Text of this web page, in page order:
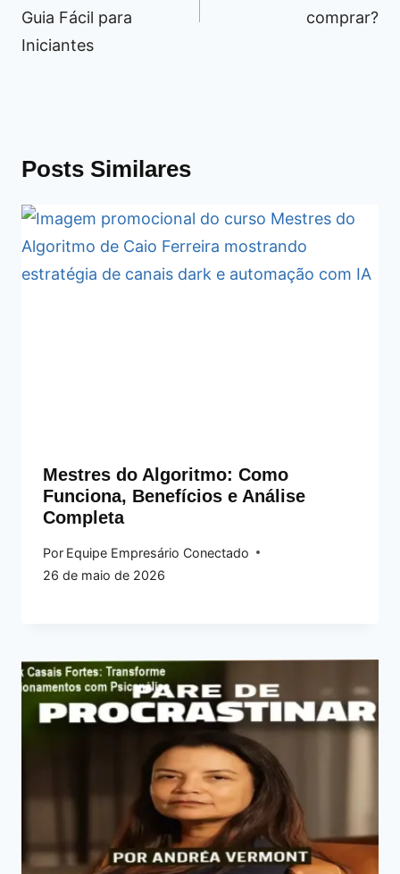
Guia Fácil para
Iniciantes
comprar?
Posts Similares
Mestres do Algoritmo: Como
Funciona, Benefícios e Análise
Completa
Por Equipe Empresário Conectado
26 de maio de 2026